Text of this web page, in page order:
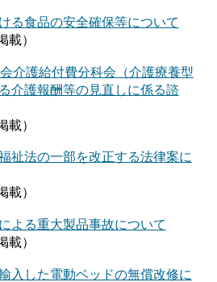
る食品の安全確保等について
載）
介護給付費分科会（介護療養型
介護報酬等の見直しに係る諮
載）
祉法の一部を改正する法律案に
載）
よる重大製品事故について
載）
入した電動ベッドの無償改修に